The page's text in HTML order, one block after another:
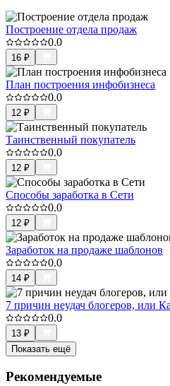
Построение отдела продаж
0.0
16 ₽
План построения инфобизнеса
0.0
12 ₽
Таинственный покупатель
0.0
12 ₽
Способы заработка в Сети
0.0
12 ₽
Заработок на продаже шаблонов
0.0
14 ₽
7 причин неудач блогеров, или
0.0
13 ₽
Показать ещё
Рекомендуемые